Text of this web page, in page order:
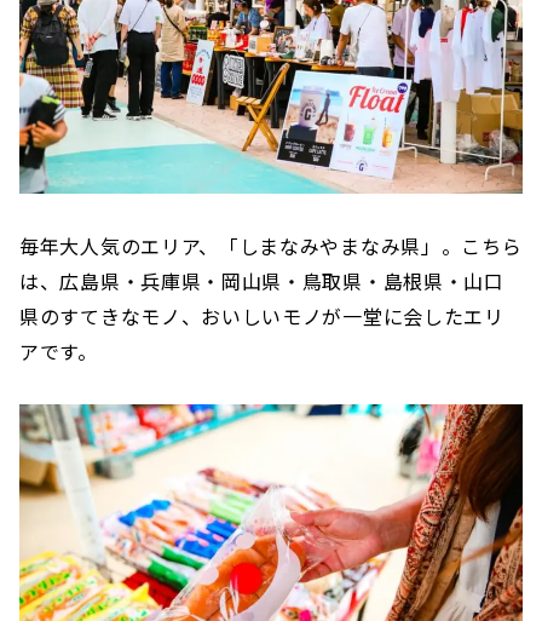
毎年大人気のエリア、「しまなみやまなみ県」。こちら
は、広島県・兵庫県・岡山県・鳥取県・島根県・山口
県のすてきなモノ、おいしいモノが一堂に会したエリ
アです。